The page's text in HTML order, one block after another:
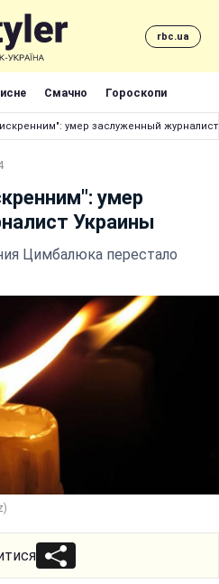
rbc.ua
Смачно Гороскопи
умер заслуженный
умер
Украины
Цимбалюка перестало